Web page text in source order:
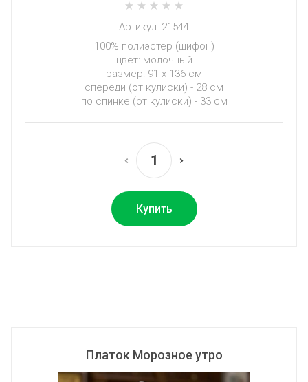
Артикул: 21544
100% полиэстер (шифон)
цвет: молочный
размер: 91 х 136 см
спереди (от кулиски) - 28 см
по спинке (от кулиски) - 33 см
Купить
Платок Морозное утро